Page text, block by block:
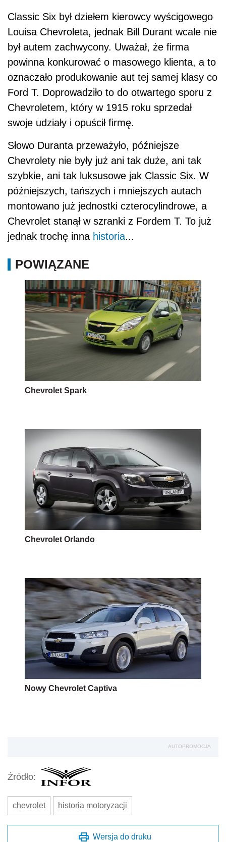
Classic Six był dziełem kierowcy wyścigowego
Louisa Chevroleta, jednak Bill Durant wcale nie
był autem zachwycony. Uważał, że firma
powinna konkurować o masowego klienta, a to
oznaczało produkowanie aut tej samej klasy co
Ford T. Doprowadziło to do otwartego sporu z
Chevroletem, który w 1915 roku sprzedał
swoje udziały i opuścił firmę.
Słowo Duranta przeważyło, późniejsze
Chevrolety nie były już ani tak duże, ani tak
szybkie, ani tak luksusowe jak Classic Six. W
późniejszych, tańszych i mniejszych autach
montowano już jednostki czterocylindrowe, a
Chevrolet stanął w szranki z Fordem T. To już
jednak trochę inna historia...
POWIĄZANE
Chevrolet Spark
Chevrolet Orlando
Nowy Chevrolet Captiva
AUTOPROMOCJA
Źródło:
chevrolet historia motoryzacji
Wersja do druku